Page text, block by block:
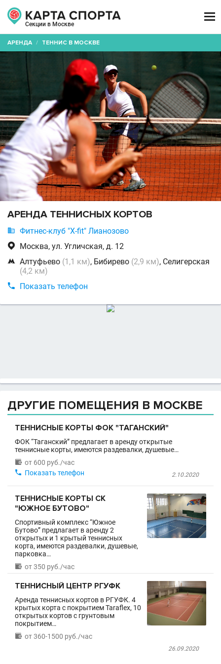
Секции в Москве

АРЕНДА / ТЕННИС В МОСКВЕ
АРЕНДА ТЕННИСНЫХ КОРТОВ
 Фитнес-клуб "X-fit" Лианозово
 Москва, ул. Угличская, д. 12
 Алтуфьево (1,1 км), Бибирево (2,9 км), Селигерская
(4,2 км)
 Показать телефон
ДРУГИЕ ПОМЕЩЕНИЯ В МОСКВЕ
ТЕННИСНЫЕ КОРТЫ ФОК "ТАГАНСКИЙ"
ФОК “Таганский” предлагает в аренду открытые
теннисные корты, имеются раздевалки, душевые…
 от 600 руб./час
2.10.2020
 Показать телефон
ТЕННИСНЫЕ КОРТЫ СК
"ЮЖНОЕ БУТОВО"
Спортивный комплекс “Южное
Бутово” предлагает в аренду 2
открытых и 1 крытый теннисных
корта, имеются раздевалки, душевые,
парковка…
 от 350 руб./час
ТЕННИСНЫЙ ЦЕНТР РГУФК
Аренда теннисных кортов в РГУФК. 4
крытых корта с покрытием Taraflex, 10
открытых кортов с грунтовым
покрытием…
 от 360-1500 руб./час
26.09.2020